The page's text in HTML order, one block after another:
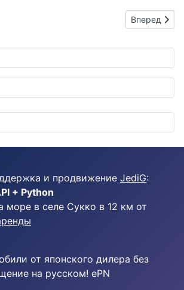
грузовики T2: первая в Японии
Следующий:
Вперед
и продвижение JediG:
+ Python
море в селе Сукко в 12 км от
от японского дилера без
на русском! ePN